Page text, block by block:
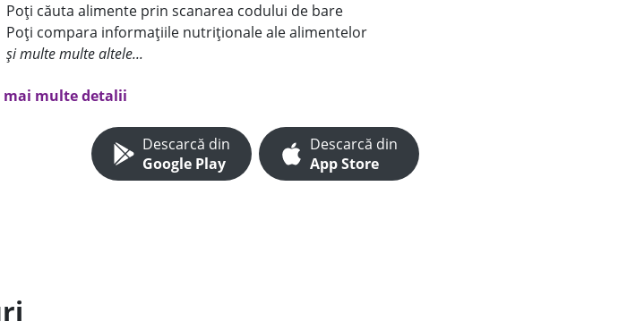
Poți căuta alimente prin scanarea codului de bare
Poți compara informațiile nutriționale ale alimentelor
și multe multe altele...
mai multe detalii
Descarcă din
Google Play
Descarcă din
App Store